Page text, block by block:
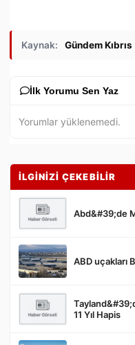
Kaynak: Gündem Kıbrıs
İlk Yorumu Sen Yaz
Gönder
Yorumlar yüklenemedi.
İLGİNİZİ ÇEKEBİLİR
Abd&#39;de
ABD uçakları
11 Yıl Hapis